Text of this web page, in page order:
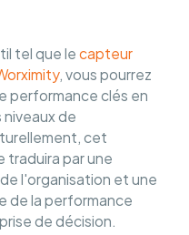
tel que lecapteur
, vous pourrez
performance clés en
de
cet
traduira par une
l'organisation et une
de la performance
de décision.